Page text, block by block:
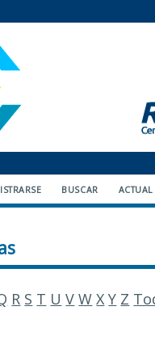
BUSCAR ACTUAL
R S T U V W X Y Z